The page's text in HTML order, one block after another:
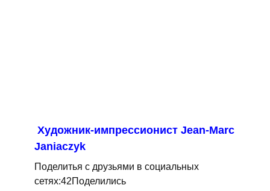
Художник-импрессионист Jean-Marc
Janiaczyk
Поделитья с друзьями в социальных
сетях:42Поделились